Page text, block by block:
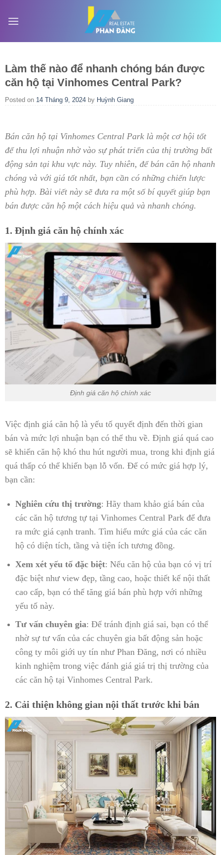
Làm thế nào để nhanh chóng bán được
căn hộ tại Vinhomes Central Park?
Posted on 14 Tháng 9, 2024 by Huỳnh Giang
Bán căn hộ tại Vinhomes Central Park là một cơ hội tốt
để thu lợi nhuận nhờ vào sự phát triển của thị trường bất
động sản tại khu vực này. Tuy nhiên, để bán căn hộ nhanh
chóng và với giá tốt nhất, bạn cần có những chiến lược
phù hợp. Bài viết này sẽ đưa ra một số bí quyết giúp bạn
bán được căn hộ một cách hiệu quả và nhanh chóng.
1. Định giá căn hộ chính xác
Định giá căn hộ chính xác
Việc định giá căn hộ là yếu tố quyết định đến thời gian
bán và mức lợi nhuận bạn có thể thu về. Định giá quá cao
sẽ khiến căn hộ khó thu hút người mua, trong khi định giá
quá thấp có thể khiến bạn lỗ vốn. Để có mức giá hợp lý,
bạn cần:
Nghiên cứu thị trường: Hãy tham khảo giá bán của
các căn hộ tương tự tại Vinhomes Central Park để đưa
ra mức giá cạnh tranh. Tìm hiểu mức giá của các căn
hộ có diện tích, tầng và tiện ích tương đồng.
Xem xét yếu tố đặc biệt: Nếu căn hộ của bạn có vị trí
đặc biệt như view đẹp, tầng cao, hoặc thiết kế nội thất
cao cấp, bạn có thể tăng giá bán phù hợp với những
yếu tố này.
Tư vấn chuyên gia: Để tránh định giá sai, bạn có thể
nhờ sự tư vấn của các chuyên gia bất động sản hoặc
công ty môi giới uy tín như Phan Đăng, nơi có nhiều
kinh nghiệm trong việc đánh giá giá trị thị trường của
các căn hộ tại Vinhomes Central Park.
2. Cải thiện không gian nội thất trước khi bán